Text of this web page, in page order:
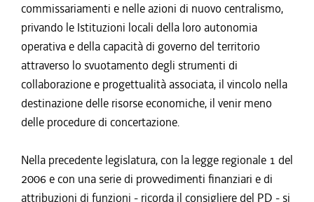
commissariamenti e nelle azioni di nuovo centralismo,
privando le Istituzioni locali della loro autonomia
operativa e della capacità di governo del territorio
attraverso lo svuotamento degli strumenti di
collaborazione e progettualità associata, il vincolo nella
destinazione delle risorse economiche, il venir meno
delle procedure di concertazione.
Nella precedente legislatura, con la legge regionale 1 del
2006 e con una serie di provvedimenti finanziari e di
attribuzioni di funzioni - ricorda il consigliere del PD - si